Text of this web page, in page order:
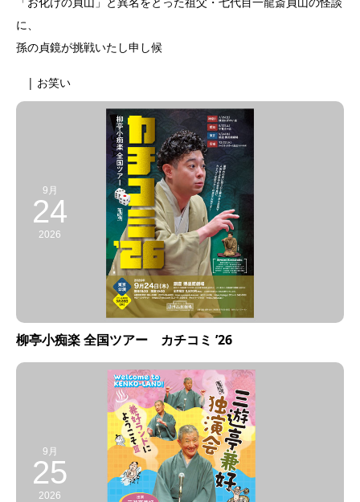
に、
孫の貞鏡が挑戦いたし申し候
| お笑い
9月
24
2026
柳亭小痴楽 全国ツアー カチコミ ’26
9月
25
2026